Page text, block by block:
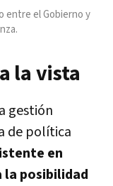
entre el Gobierno y
la vista
gestión
de política
en
la posibilidad